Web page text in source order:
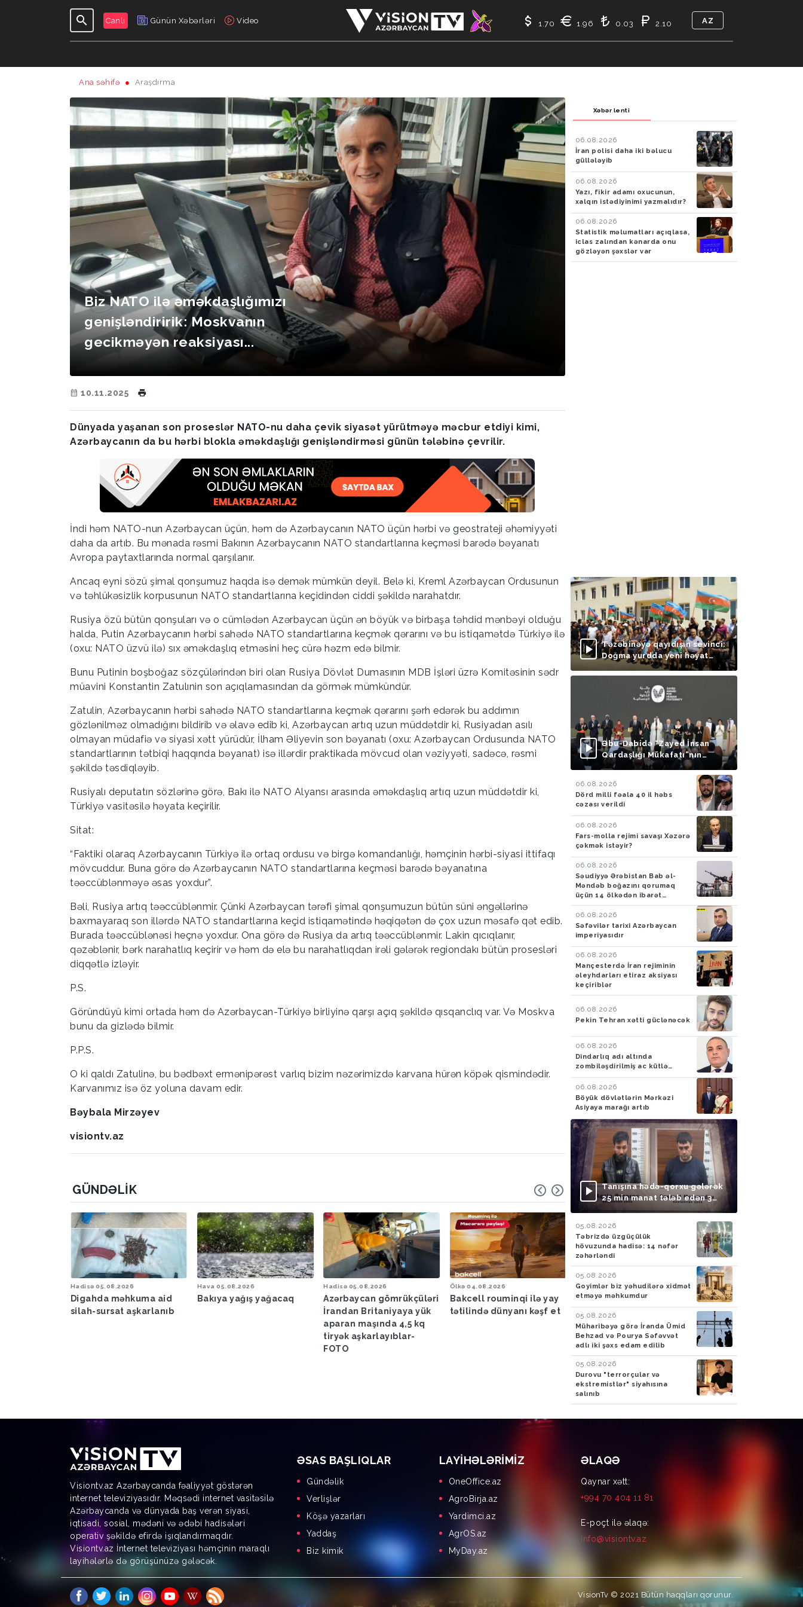
Canlı Günün Xəbərləri Video
GÜNDƏLIK
1.70 1.96 0.03 2.10 AZ
Ana səhifə Araşdırma
Biz NATO ilə əməkdaşlığımızı
genişləndiririk: Moskvanın
gecikməyən reaksiyası...
10.11.2025
Dünyada yaşanan son proseslər NATO-nu daha çevik siyasət yürütməyə məcbur etdiyi kimi,
Azərbaycanın da bu hərbi blokla əməkdaşlığı genişləndirməsi günün tələbinə çevrilir.
İndi həm NATO-nun Azərbaycan üçün, həm də Azərbaycanın NATO üçün hərbi və geostrateji əhəmiyyəti
daha da artıb. Bu mənada rəsmi Bakının Azərbaycanın NATO standartlarına keçməsi barədə bəyanatı
Avropa paytaxtlarında normal qarşılanır.
Ancaq eyni sözü şimal qonşumuz haqda isə demək mümkün deyil. Belə ki, Kreml Azərbaycan Ordusunun
və təhlükəsizlik korpusunun NATO standartlarına keçidindən ciddi şəkildə narahatdır.
Rusiya özü bütün qonşuları və o cümlədən Azərbaycan üçün ən böyük və birbaşa təhdid mənbəyi olduğu
halda, Putin Azərbaycanın hərbi sahədə NATO standartlarına keçmək qərarını və bu istiqamətdə Türkiyə ilə
(oxu: NATO üzvü ilə) sıx əməkdaşlıq etməsini heç cürə həzm edə bilmir.
Bunu Putinin boşboğaz sözçülərindən biri olan Rusiya Dövlət Dumasının MDB İşləri üzrə Komitəsinin sədr
müavini Konstantin Zatulınin son açıqlamasından da görmək mümkündür.
Zatulin, Azərbaycanın hərbi sahədə NATO standartlarına keçmək qərarını şərh edərək bu addımın
gözlənilməz olmadığını bildirib və əlavə edib ki, Azərbaycan artıq uzun müddətdir ki, Rusiyadan asılı
olmayan müdafiə və siyasi xətt yürüdür, İlham Əliyevin son bəyanatı (oxu: Azərbaycan Ordusunda NATO
standartlarının tətbiqi haqqında bəyanat) isə illərdir praktikada mövcud olan vəziyyəti, sadəcə, rəsmi
şəkildə təsdiqləyib.
Rusiyalı deputatın sözlərinə görə, Bakı ilə NATO Alyansı arasında əməkdaşlıq artıq uzun müddətdir ki,
Türkiyə vasitəsilə həyata keçirilir.
Sitat:
“Faktiki olaraq Azərbaycanın Türkiyə ilə ortaq ordusu və birgə komandanlığı, həmçinin hərbi-siyasi ittifaqı
mövcuddur. Buna görə də Azərbaycanın NATO standartlarına keçməsi barədə bəyanatına
təəccüblənməyə əsas yoxdur”.
Bəli, Rusiya artıq təəccüblənmir. Çünki Azərbaycan tərəfi şimal qonşumuzun bütün süni əngəllərinə
baxmayaraq son illərdə NATO standartlarına keçid istiqamətində həqiqətən də çox uzun məsafə qət edib.
Burada təəccüblənəsi heçnə yoxdur. Ona görə də Rusiya da artıq təəccüblənmir. Lakin qıcıqlanır,
qəzəblənir, bərk narahatlıq keçirir və həm də elə bu narahatlıqdan irəli gələrək regiondakı bütün prosesləri
diqqətlə izləyir.
P.S.
Göründüyü kimi ortada həm də Azərbaycan-Türkiyə birliyinə qarşı açıq şəkildə qısqanclıq var. Və Moskva
bunu da gizlədə bilmir.
P.P.S.
O ki qaldı Zatulinə, bu bədbəxt ermənipərəst varlıq bizim nəzərimizdə karvana hürən köpək qismindədir.
Karvanımız isə öz yoluna davam edir.
Bəybala Mirzəyev
visiontv.az
GÜNDƏLIK
Hadisə 05.08.2026
Digahda məhkuma aid
silah-sursat aşkarlanıb
Hava 05.08.2026
Bakıya yağış yağacaq
Hadisə 05.08.2026
Azərbaycan gömrükçüləri
İrandan Britaniyaya yük
aparan maşında 4,5 kq
tiryək aşkarlayıblar-
FOTO
Ölkə 04.08.2026
Bakcell rouminqi ilə yay
tətilində dünyanı kəşf et
Hadisə 03.08.2026
FHN: Bu il qeyri-çimərlik
ərazilərdə suda batan 40
nəfərin meyiti tapılıb, 55
nəfər xilas edilib
Hadisə 03.08.2026
Azad edilmiş
ötən ay 788 mina,
PHS aşkarlanıb
Xəbər lenti
06.08.2026
İran polisi daha iki bəlucu
güllələyib
06.08.2026
Yazı, fikir adamı oxucunun,
xalqın istədiyinimi yazmalıdır?
06.08.2026
Statistik məlumatları açıqlasa,
iclas zalından kənarda onu
gözləyən şəxslər var
Təzəbinəyə qayıdışın sevinci:
Doğma yurdda yeni həyat
başlayır
Əbu-Dabidə “Zayed İnsan
Qardaşlığı Mükafatı”nın
təqdimolunma mərasimi
06.08.2026
Dörd milli fəala 40 il həbs
cəzası verildi
06.08.2026
Fars-molla rejimi savaşı Xəzərə
çəkmək istəyir?
06.08.2026
Səudiyyə Ərəbistan Bab əl-
Məndəb boğazını qorumaq
üçün 14 ölkədən ibarət
müdafiə koalisiyası yaradıb
06.08.2026
Səfəvilər tarixi Azərbaycan
imperiyasıdır
06.08.2026
Mançesterdə İran rejiminin
əleyhdarları etiraz aksiyası
keçiriblər
06.08.2026
Pekin Tehran xətti güclənəcək
06.08.2026
Dindarlıq adı altında
zombiləşdirilmiş ac kütlə…
06.08.2026
Böyük dövlətlərin Mərkəzi
Asiyaya marağı artıb
Tanışına hədə-qorxu gələrək
25 min manat tələb edən 3
nəfər saxlanılıb
05.08.2026
Təbrizdə üzgüçülük
hövuzunda hadisə: 14 nəfər
zəhərləndi
05.08.2026
Goyimlər biz yəhudilərə xidmət
etməyə məhkumdur
05.08.2026
Müharibəyə görə İranda Ümid
Behzad və Pourya Səfəvvət
adlı iki şəxs edam edilib
05.08.2026
Durovu "terrorçular və
ekstremistlər" siyahısına
salınıb
Visiontv.az Azərbaycanda fəaliyyət göstərən
internet televiziyasıdır. Məqsədi internet vasitəsilə
Azərbaycanda və dünyada baş verən siyasi,
iqtisadi, sosial, mədəni və ədəbi hadisələri
operativ şəkildə efirdə işıqlandırmaqdır.
Visiontv.az İnternet televiziyası həmçinin maraqlı
layihələrlə də görüşünüzə gələcək.
ƏSAS BAŞLIQLAR
Gündəlik
Verlişlər
Köşə yazarları
Yaddaş
Biz kimik
LAYIHƏLƏRIMIZ
OneOffice.az
AgroBirja.az
Yardimci.az
AgrOS.az
MyDay.az
ƏLAQƏ
Qaynar xətt:
+994 70 404 11 81
E-poçt ilə əlaqə:
info@visiontv.az
VisionTv © 2021 Bütün haqqları qorunur.